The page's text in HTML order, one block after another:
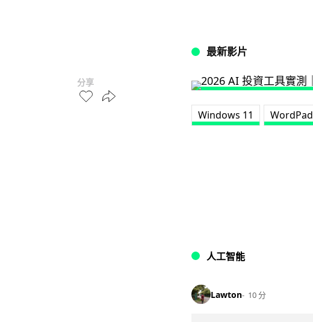
分享
最新影片
Windows 11 WordPad
人工智能
Lawton 10 分